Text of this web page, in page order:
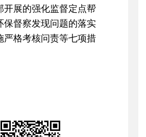
开展的强化监督定点帮
保督察发现问题的落实
严格考核问责等七项措